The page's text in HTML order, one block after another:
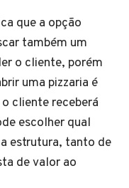
que a opção
também um
o cliente, porém
uma pizzaria é
cliente receberá
escolher qual
estrutura, tanto de
de valor ao